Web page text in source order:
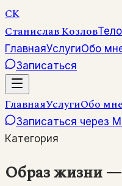
СК
Станислав Козлов
ГлавнаяУслугиОбо
Записаться
ГлавнаяУслугиОбо мне
Записаться через
Категория
Образ жизни —